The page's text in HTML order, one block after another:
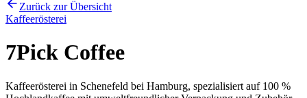
Zurück zur Übersicht
Kaffeerösterei
7Pick Coffee
Kaffeerösterei in Schenefeld bei Hamburg, spezialisiert auf 100 %